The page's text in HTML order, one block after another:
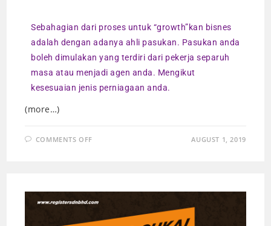
Sebahagian dari proses untuk “growth”kan bisnes
adalah dengan adanya ahli pasukan. Pasukan anda
boleh dimulakan yang terdiri dari pekerja separuh
masa atau menjadi agen anda. Mengikut
kesesuaian jenis perniagaan anda.
(more…)
COMMENTS OFF AUGUST 1, 2019